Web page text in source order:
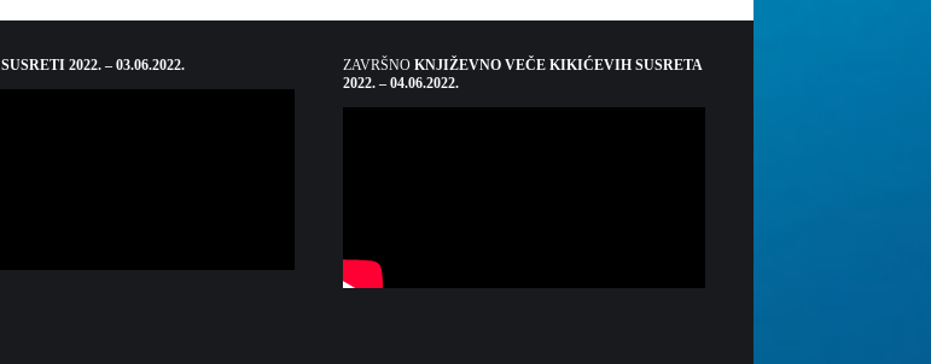
SUSRETI 2022. – 03.06.2022. ZAVRŠNO KNJIŽEVNO VEČE KIKIĆEVIH SUSRETA
2022. – 04.06.2022.